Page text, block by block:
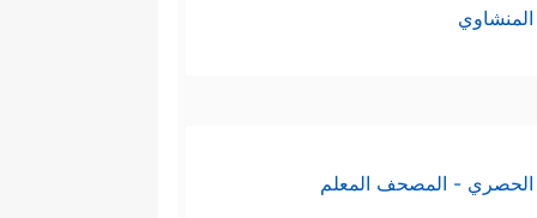
الحصري - المصحف المعلم